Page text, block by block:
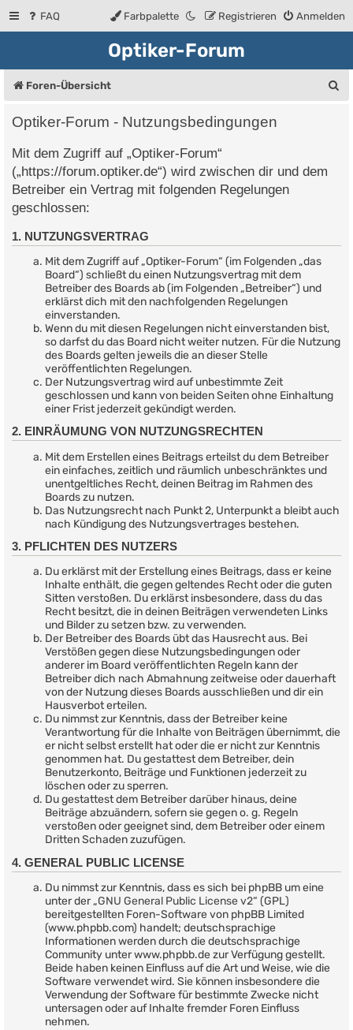
FAQ Anmelden
Registrieren
Farbpalette
Optiker-Forum
Foren-Übersicht
Optiker-Forum - Nutzungsbedingungen
Mit dem Zugriff auf „Optiker-Forum“
(„https://forum.optiker.de“) wird zwischen dir und dem
Betreiber ein Vertrag mit folgenden Regelungen
geschlossen:
1. NUTZUNGSVERTRAG
Mit dem Zugriff auf „Optiker-Forum“ (im Folgenden „das
Board“) schließt du einen Nutzungsvertrag mit dem
Betreiber des Boards ab (im Folgenden „Betreiber“) und
erklärst dich mit den nachfolgenden Regelungen
einverstanden.
Wenn du mit diesen Regelungen nicht einverstanden bist,
so darfst du das Board nicht weiter nutzen. Für die Nutzung
des Boards gelten jeweils die an dieser Stelle
veröffentlichten Regelungen.
Der Nutzungsvertrag wird auf unbestimmte Zeit
geschlossen und kann von beiden Seiten ohne Einhaltung
einer Frist jederzeit gekündigt werden.
2. EINRÄUMUNG VON NUTZUNGSRECHTEN
Mit dem Erstellen eines Beitrags erteilst du dem Betreiber
ein einfaches, zeitlich und räumlich unbeschränktes und
unentgeltliches Recht, deinen Beitrag im Rahmen des
Boards zu nutzen.
Das Nutzungsrecht nach Punkt 2, Unterpunkt a bleibt auch
nach Kündigung des Nutzungsvertrages bestehen.
3. PFLICHTEN DES NUTZERS
Du erklärst mit der Erstellung eines Beitrags, dass er keine
Inhalte enthält, die gegen geltendes Recht oder die guten
Sitten verstoßen. Du erklärst insbesondere, dass du das
Recht besitzt, die in deinen Beiträgen verwendeten Links
und Bilder zu setzen bzw. zu verwenden.
Der Betreiber des Boards übt das Hausrecht aus. Bei
Verstößen gegen diese Nutzungsbedingungen oder
anderer im Board veröffentlichten Regeln kann der
Betreiber dich nach Abmahnung zeitweise oder dauerhaft
von der Nutzung dieses Boards ausschließen und dir ein
Hausverbot erteilen.
Du nimmst zur Kenntnis, dass der Betreiber keine
Verantwortung für die Inhalte von Beiträgen übernimmt, die
er nicht selbst erstellt hat oder die er nicht zur Kenntnis
genommen hat. Du gestattest dem Betreiber, dein
Benutzerkonto, Beiträge und Funktionen jederzeit zu
löschen oder zu sperren.
Du gestattest dem Betreiber darüber hinaus, deine
Beiträge abzuändern, sofern sie gegen o. g. Regeln
verstoßen oder geeignet sind, dem Betreiber oder einem
Dritten Schaden zuzufügen.
4. GENERAL PUBLIC LICENSE
Du nimmst zur Kenntnis, dass es sich bei phpBB um eine
unter der „GNU General Public License v2“ (GPL)
bereitgestellten Foren-Software von phpBB Limited
(www.phpbb.com) handelt; deutschsprachige
Informationen werden durch die deutschsprachige
Community unter www.phpbb.de zur Verfügung gestellt.
Beide haben keinen Einfluss auf die Art und Weise, wie die
Software verwendet wird. Sie können insbesondere die
Verwendung der Software für bestimmte Zwecke nicht
untersagen oder auf Inhalte fremder Foren Einfluss
nehmen.